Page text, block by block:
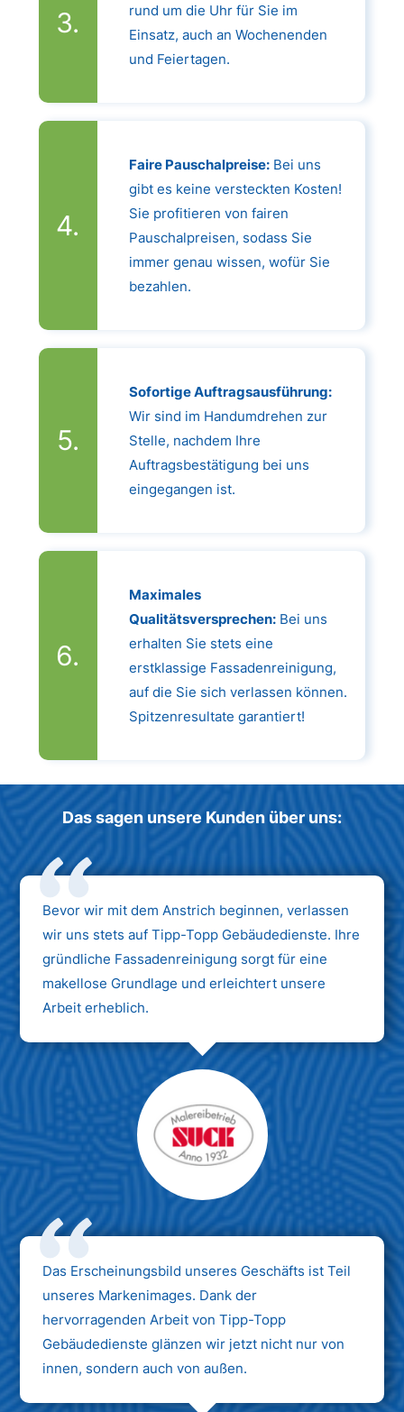
rund um die Uhr für Sie im
Einsatz, auch an Wochenenden
und Feiertagen.
Faire Pauschalpreise:Bei uns
gibt es keine versteckten Kosten!
Sie profitieren von fairen
Pauschalpreisen, sodass Sie
immer genau wissen, wofür Sie
bezahlen.
Sofortige Auftragsausführung:
Wir sind im Handumdrehen zur
Stelle, nachdem Ihre
Auftragsbestätigung bei uns
eingegangen ist.
Maximales
Qualitätsversprechen:Bei uns
erhalten Sie stets eine
erstklassige Fassadenreinigung,
auf die Sie sich verlassen können.
Spitzenresultate garantiert!
Das sagen unsere Kunden über uns:
Bevor wir mit dem Anstrich beginnen, verlassen
wir uns stets auf Tipp-Topp Gebäudedienste. Ihre
gründliche Fassadenreinigung sorgt für eine
makellose Grundlage und erleichtert unsere
Arbeit erheblich.
Das Erscheinungsbild unseres Geschäfts ist Teil
unseres Markenimages. Dank der
hervorragenden Arbeit von Tipp-Topp
Gebäudedienste glänzen wir jetzt nicht nur von
innen, sondern auch von außen.